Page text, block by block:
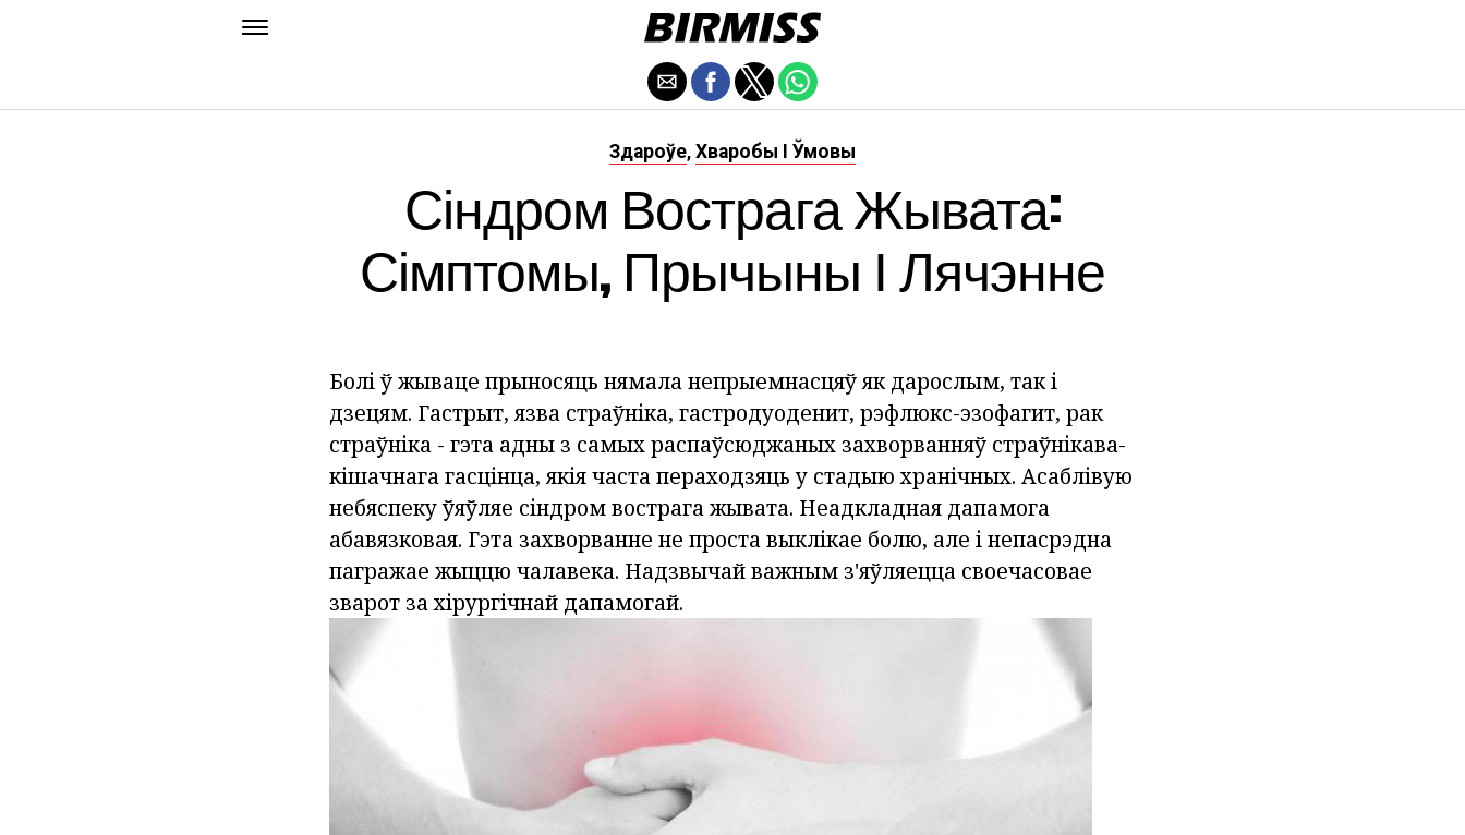
Здароўе, Хваробы І Ўмовы
Сіндром Вострага Жывата:
Сімптомы, Прычыны І Лячэнне
Болі ў жываце прыносяць нямала непрыемнасцяў як дарослым, так і
дзецям. Гастрыт, язва страўніка, гастродуоденит, рэфлюкс-эзофагит, рак
страўніка - гэта адны з самых распаўсюджаных захворванняў страўнікава-
кішачнага гасцінца, якія часта пераходзяць у стадыю хранічных. Асаблівую
небяспеку ўяўляе сіндром вострага жывата. Неадкладная дапамога
абавязковая. Гэта захворванне не проста выклікае болю, але і непасрэдна
пагражае жыццю чалавека. Надзвычай важным з'яўляецца своечасовае
зварот за хірургічнай дапамогай.